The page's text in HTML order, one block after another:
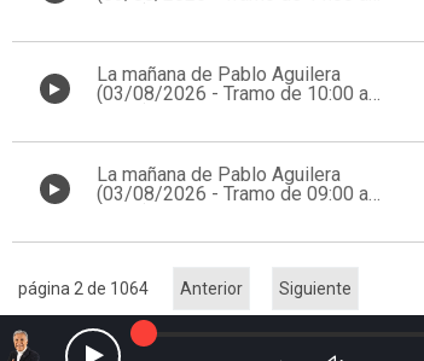
La mañana de Pablo Aguilera
(03/08/2026 - Tramo de 10:00 a
La mañana de Pablo Aguilera
(03/08/2026 - Tramo de 09:00 a
Anterior Siguiente
página 2 de 1064
Reproducir